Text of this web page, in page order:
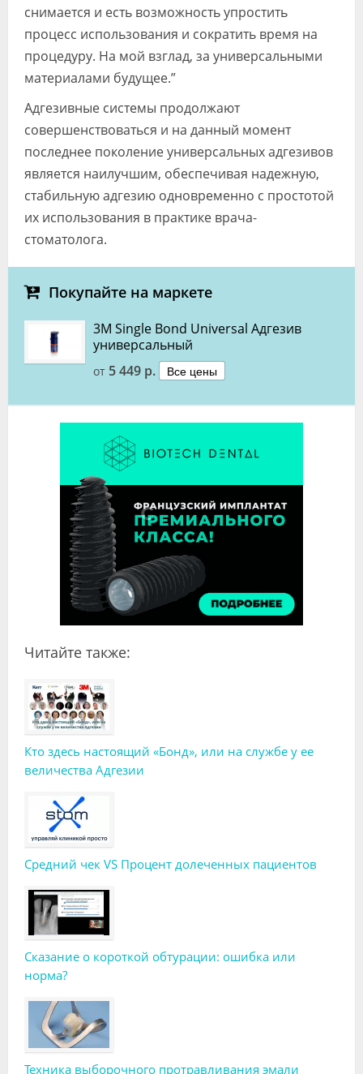
снимается и есть возможность упростить
процесс использования и сократить время на
процедуру. На мой взглад, за универсальными
материалами будущее.”
Адгезивные системы продолжают
совершенствоваться и на данный момент
последнее поколение универсальных адгезивов
является наилучшим, обеспечивая надежную,
стабильную адгезию одновременно с простотой
их использования в практике врача-
стоматолога.
Покупайте на маркете
3M Single Bond Universal Адгезив
универсальный
от 5 449 р. Все цены
Читайте также:
Кто здесь настоящий «Бонд», или на службе у ее
величества Адгезии
Средний чек VS Процент долеченных пациентов
Сказание о короткой обтурации: ошибка или
норма?
Техника выборочного протравливания эмали